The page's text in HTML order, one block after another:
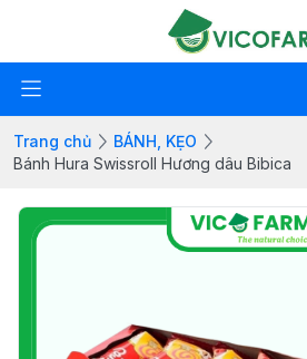
Trang chủ
BÁNH, KẸO
Bánh Hura Swissroll Hương dâu Bibica